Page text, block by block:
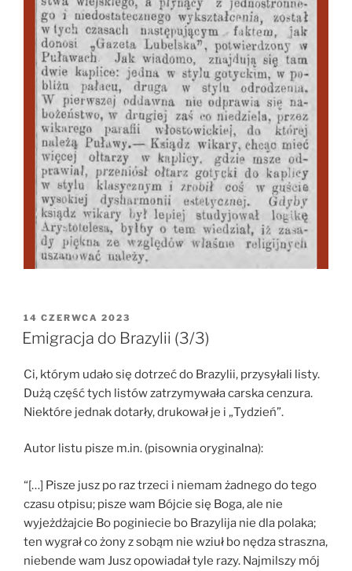
OPUBLIKOWANE
W
14 CZERWCA 2023
Emigracja do Brazylii (3/3)
Ci, którym udało się dotrzeć do Brazylii, przysyłali listy.
Dużą część tych listów zatrzymywała carska cenzura.
Niektóre jednak dotarły, drukował je i „Tydzień”.
Autor listu pisze m.in. (pisownia oryginalna):
“[…] Pisze jusz po raz trzeci i niemam żadnego do tego
czasu otpisu; pisze wam Bójcie się Boga, ale nie
wyjeżdżajcie Bo poginiecie bo Brazylija nie dla polaka;
ten wygrał co żony z sobąm nie wziuł bo nędza straszna,
niebende wam Jusz opowiadał tyle razy. Najmilszy mój